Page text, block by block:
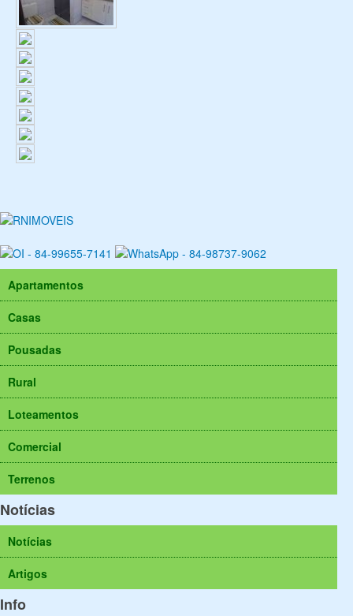
Apartamentos
Casas
Pousadas
Rural
Loteamentos
Comercial
Terrenos
Notícias
Notícias
Artigos
Info